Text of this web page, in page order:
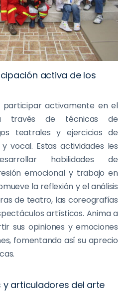
activa de los
participar activamente en el
través de técnicas de
teatrales y ejercicios de
vocal. Estas actividades les
habilidades de
emocional y trabajo en
la reflexión y el análisis
de teatro, las coreografías
artísticos. Anima a
sus opiniones y emociones
fomentando así su aprecio
y articuladores del arte